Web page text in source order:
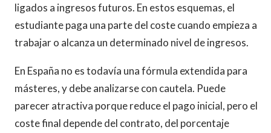
ligados a ingresos futuros. En estos esquemas, el
estudiante paga una parte del coste cuando empieza a
trabajar o alcanza un determinado nivel de ingresos.
En España no es todavía una fórmula extendida para
másteres, y debe analizarse con cautela. Puede
parecer atractiva porque reduce el pago inicial, pero el
coste final depende del contrato, del porcentaje